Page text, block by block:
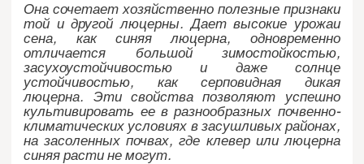
Она сочетает хозяйственно полезные признаки
той и другой люцерны. Дает высокие урожаи
сена, как синяя люцерна, одновременно
отличается большой зимостойкостью,
засухоустойчивостью и даже солнце
устойчивостью, как серповидная дикая
люцерна. Эти свойства позволяют успешно
культивировать ее в разнообразных почвенно-
климатических условиях в засушливых районах,
на засоленных почвах, где клевер или люцерна
синяя расти не могут.